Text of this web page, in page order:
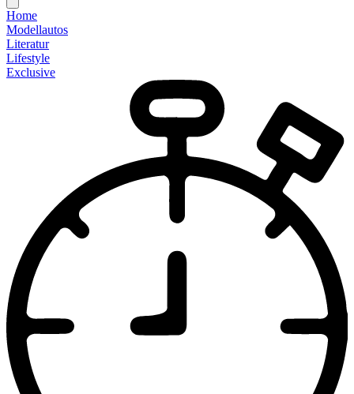
Home
Modellautos
Literatur
Lifestyle
Exclusive